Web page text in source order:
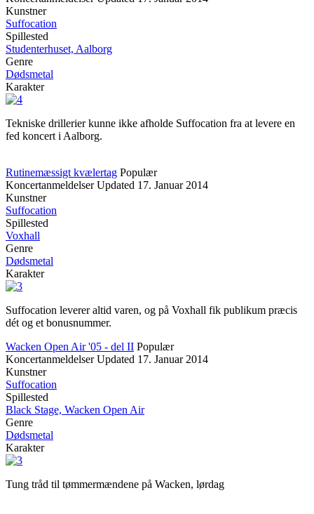
Kunstner
Suffocation
Spillested
Studenterhuset, Aalborg
Genre
Dødsmetal
Karakter
Tekniske drillerier kunne ikke afholde Suffocation fra at levere en
fed koncert i Aalborg.
Rutinemæssigt kvælertag Populær
Koncertanmeldelser Updated 17. Januar 2014
Kunstner
Suffocation
Spillested
Voxhall
Genre
Dødsmetal
Karakter
Suffocation leverer altid varen, og på Voxhall fik publikum præcis
dét og et bonusnummer.
Wacken Open Air '05 - del II Populær
Koncertanmeldelser Updated 17. Januar 2014
Kunstner
Suffocation
Spillested
Black Stage, Wacken Open Air
Genre
Dødsmetal
Karakter
Tung tråd til tømmermændene på Wacken, lørdag